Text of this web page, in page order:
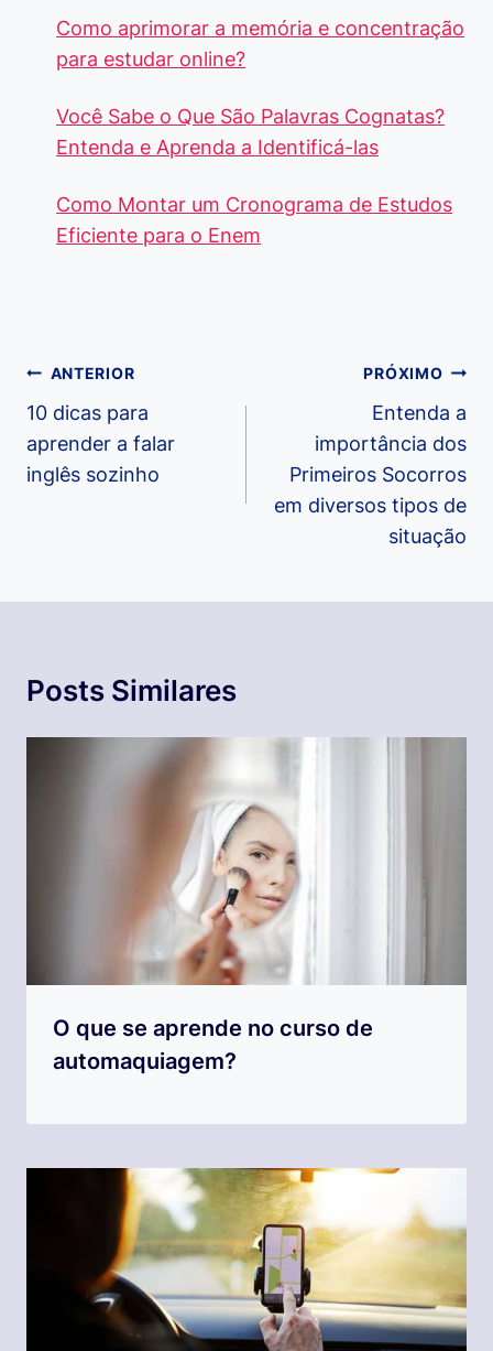
Como aprimorar a memória e concentração
para estudar online?
Você Sabe o Que São Palavras Cognatas?
Entenda e Aprenda a Identificá-las
Como Montar um Cronograma de Estudos
Eficiente para o Enem
Navegação
de
Post
ANTERIOR
10 dicas para
aprender a falar
inglês sozinho
PRÓXIMO
Entenda a
importância dos
Primeiros Socorros
em diversos tipos de
situação
Posts Similares
O que se aprende no curso de
automaquiagem?